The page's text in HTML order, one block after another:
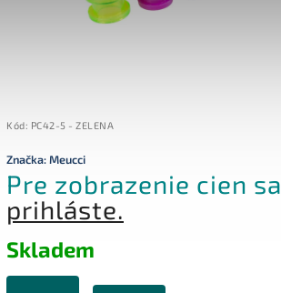
Kód: PC42-5 - ZELENA
Značka:Meucci
Pre zobrazenie cien sa
prihláste.
Skladem